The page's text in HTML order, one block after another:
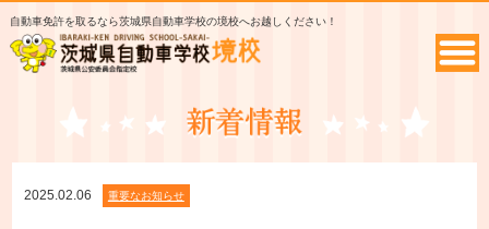
自動車免許を取るなら茨城県自動車学校の境校へお越しください！
2025.02.06 重要なお知らせ